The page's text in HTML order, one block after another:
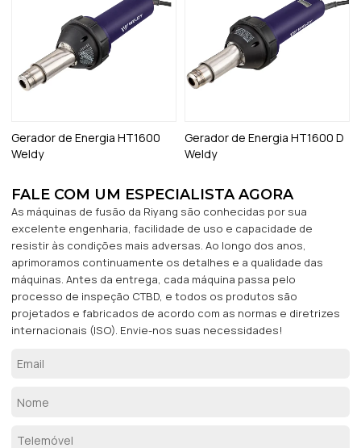
Gerador de Energia HT1600
Weldy
Gerador de Energia HT1600 D
Weldy
FALE COM UM ESPECIALISTA AGORA
As máquinas de fusão da Riyang são conhecidas por sua
excelente engenharia, facilidade de uso e capacidade de
resistir às condições mais adversas. Ao longo dos anos,
aprimoramos continuamente os detalhes e a qualidade das
máquinas. Antes da entrega, cada máquina passa pelo
processo de inspeção CTBD, e todos os produtos são
projetados e fabricados de acordo com as normas e diretrizes
internacionais (ISO). Envie-nos suas necessidades!